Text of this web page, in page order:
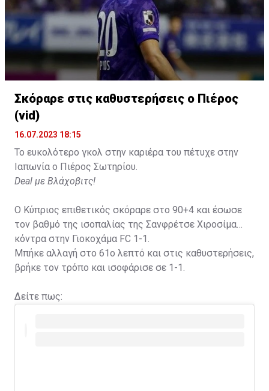
Σκόραρε στις καθυστερήσεις ο Πιέρος
(vid)
16.07.2023 18:15
Το ευκολότερο γκολ στην καριέρα του πέτυχε στην
Ιαπωνία ο Πιέρος Σωτηρίου.
Deal με Βλάχοβιτς!
Ο Κύπριος επιθετικός σκόραρε στο 90+4 και έσωσε
τον βαθμό της ισοπαλίας της Σανφρέτσε Χιροσίμα
κόντρα στην Γιοκοχάμα FC 1-1.
Μπήκε αλλαγή στο 61ο λεπτό και στις καθυστερήσεις,
βρήκε τον τρόπο και ισοφάρισε σε 1-1.
Δείτε πως: